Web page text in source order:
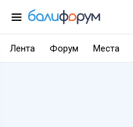
Лента Форум Места